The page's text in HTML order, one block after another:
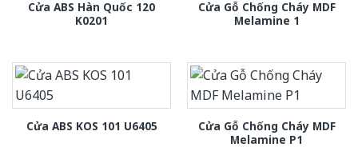
Cửa ABS Hàn Quốc 120
K0201
Cửa Gỗ Chống Cháy MDF
Melamine 1
Cửa ABS KOS 101 U6405
Cửa Gỗ Chống Cháy MDF
Melamine P1